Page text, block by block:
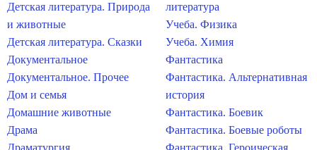
Детская литература. Природа
и животные
Детская литература. Сказки
Документальное
Документальное. Прочее
Дом и семья
Домашние животные
Драма
Драматургия
литература
Учеба. Физика
Учеба. Химия
Фантастика
Фантастика. Альтернативная
история
Фантастика. Боевик
Фантастика. Боевые роботы
Фантастика. Героическая